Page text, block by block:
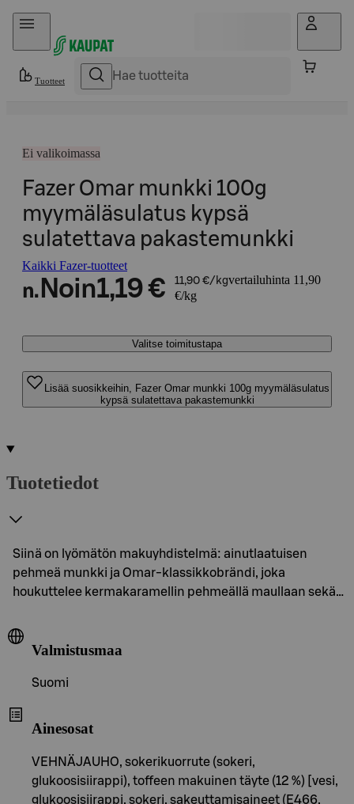
Hyppää sisältöön
Tuotteet
Ei valikoimassa
Fazer Omar munkki 100g
myymäläsulatus kypsä
sulatettava pakastemunkki
Kaikki Fazer-tuotteet
n. Noin1,19 € 11,90 €/kgvertailuhinta 11,90
€/kg
Valitse toimitustapa
Lisää suosikkeihin, Fazer Omar munkki 100g myymäläsulatus
kypsä sulatettava pakastemunkki
Tuotetiedot
Siinä on lyömätön makuyhdistelmä: ainutlaatuisen
pehmeä munkki ja Omar-klassikkobrändi, joka
houkuttelee kermakaramellin pehmeällä maullaan sekä…
Valmistusmaa
Suomi
Ainesosat
VEHNÄJAUHO, sokerikuorrute (sokeri,
glukoosisiirappi), toffeen makuinen täyte (12 %) [vesi,
glukoosisiirappi, sokeri, sakeuttamisaineet (E466,